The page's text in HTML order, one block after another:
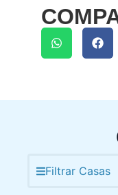
Filtrar Casas